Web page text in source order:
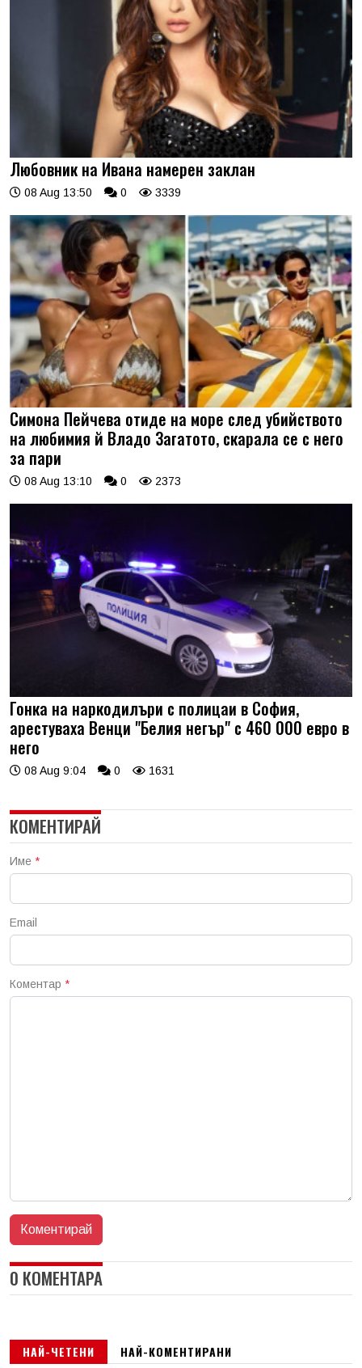
Любовник на Ивана намерен заклан
08 Aug 13:50 0 3339
Симона Пейчева отиде на море след убийството
на любимия й Владо Загатото, скарала се с него
за пари
08 Aug 13:10 0 2373
Гонка на наркодилъри с полицаи в София,
арестуваха Венци "Белия негър" с 460 000 евро в
него
08 Aug 9:04 0 1631
КОМЕНТИРАЙ
Име *
Email
Коментар *
0 КОМЕНТАРА
НАЙ-ЧЕТЕНИ НАЙ-КОМЕНТИРАНИ